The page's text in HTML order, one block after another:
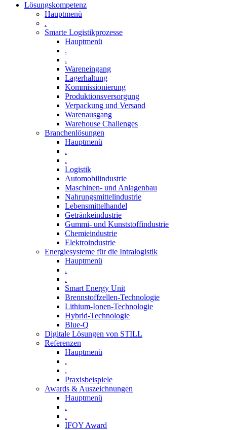
Lösungskompetenz
Hauptmenü
.
Smarte Logistikprozesse
Hauptmenü
.
.
Wareneingang
Lagerhaltung
Kommissionierung
Produktionsversorgung
Verpackung und Versand
Warenausgang
Warehouse Challenges
Branchenlösungen
Hauptmenü
.
.
Logistik
Automobilindustrie
Maschinen- und Anlagenbau
Nahrungsmittelindustrie
Lebensmittelhandel
Getränkeindustrie
Gummi­- und Kunststoffindustrie
Chemieindustrie
Elektroindustrie
Energiesysteme für die Intralogistik
Hauptmenü
.
.
Smart Energy Unit
Brennstoffzellen-Technologie
Lithium-Ionen-Technologie
Hybrid-Technologie
Blue-Q
Digitale Lösungen von STILL
Referenzen
Hauptmenü
.
.
Praxisbeispiele
Awards & Auszeichnungen
Hauptmenü
.
.
IFOY Award